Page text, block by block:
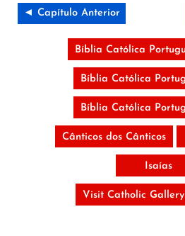
◄ Capítulo Anterior
Bíblia Católica
Bíblia Católica
Bíblia Católica
Cânticos dos Cânticos
Isaías
Visit Catholic